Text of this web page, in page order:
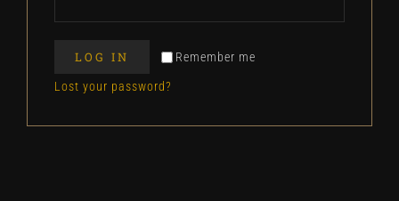
Remember me
LOG IN
Lost your password?